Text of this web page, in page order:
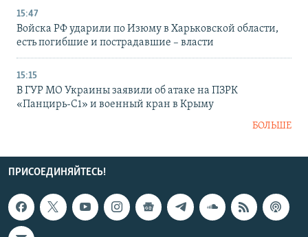
15:47
Войска РФ ударили по Изюму в Харьковской области,
есть погибшие и пострадавшие – власти
15:15
В ГУР МО Украины заявили об атаке на ПЗРК
«Панцирь-С1» и военный кран в Крыму
БОЛЬШЕ
ПРИСОЕДИНЯЙТЕСЬ!